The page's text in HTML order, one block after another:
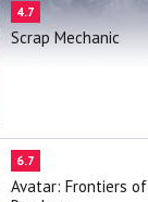
4.7
Scrap Mechanic
6.7
Avatar: Frontiers of